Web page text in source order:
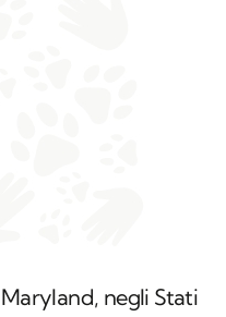
negli Stati